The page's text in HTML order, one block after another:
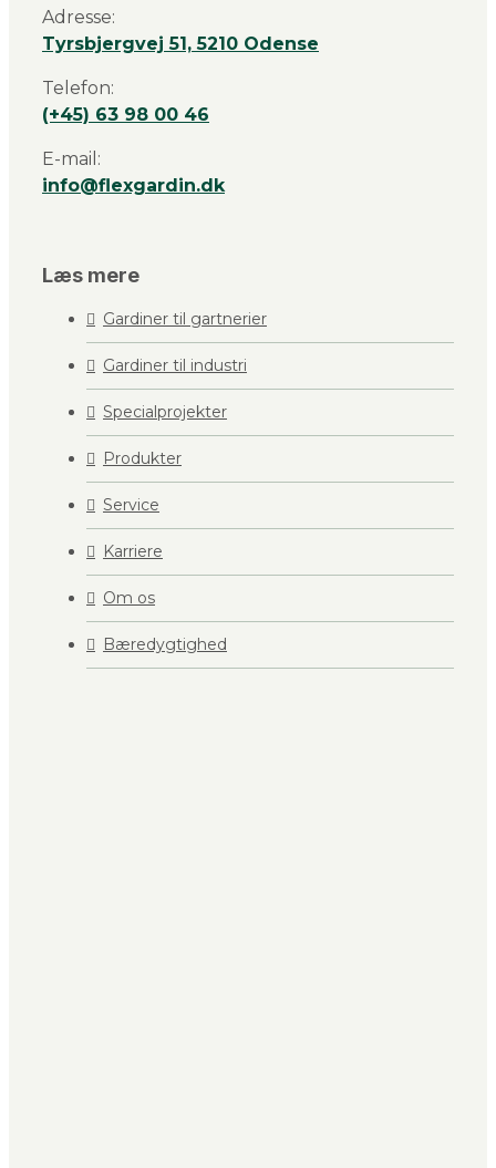
Adresse:
Tyrsbjergvej 51, 5210 Odense
Telefon:
(+45) 63 98 00 46
E-mail:
info@flexgardin.dk
Læs mere
Gardiner til gartnerier
Gardiner til industri
Specialprojekter
Produkter
Service
Karriere
Om os
Bæredygtighed